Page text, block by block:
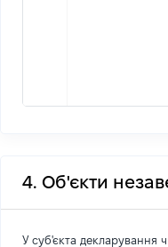
4. Об'єкти
У суб'єкта декларування